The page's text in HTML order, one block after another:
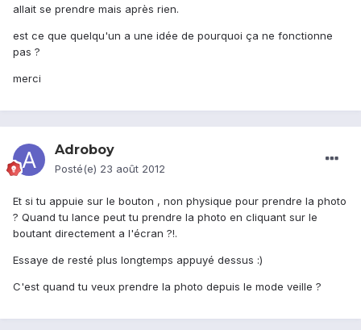
allait se prendre mais après rien.
est ce que quelqu'un a une idée de pourquoi ça ne fonctionne
pas ?
merci
Adroboy
Posté(e) 23 août 2012
Et si tu appuie sur le bouton , non physique pour prendre la photo
? Quand tu lance peut tu prendre la photo en cliquant sur le
boutant directement a l'écran ?!.
Essaye de resté plus longtemps appuyé dessus :)
C'est quand tu veux prendre la photo depuis le mode veille ?